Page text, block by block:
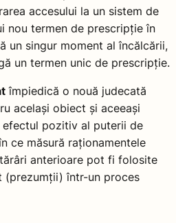
accesului la un sistem de
nou termen de prescripție în
un singur moment al încălcării,
un termen unic de prescripție.
împiedică o nouă judecată
același obiect și aceeași
efectul pozitiv al puterii de
ce măsură raționamentele
anterioare pot fi folosite
(prezumții) într-un proces